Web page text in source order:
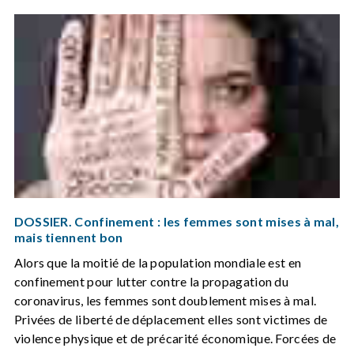
DOSSIER. Confinement : les femmes sont mises à mal,
mais tiennent bon
Alors que la moitié de la population mondiale est en
confinement pour lutter contre la propagation du
coronavirus, les femmes sont doublement mises à mal.
Privées de liberté de déplacement elles sont victimes de
violence physique et de précarité économique. Forcées de